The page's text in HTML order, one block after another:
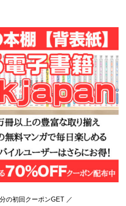
の初回クーポンGET ／